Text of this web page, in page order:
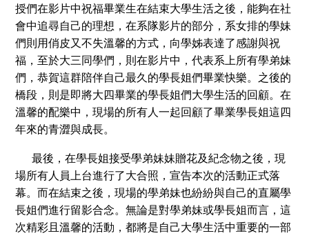
授們在影片中祝福畢業生在結束大學生活之後，能夠在社
會中追尋自己的理想，在系隊影片的部分，系女排的學妹
們則用俏皮又不失溫馨的方式，向學姊表達了感謝與祝
福，至於大三同學們，則在影片中，代表系上所有學弟妹
們，恭賀這群陪伴自己最久的學長姐們畢業快樂。之後的
橋段，則是即將大四畢業的學長姐們大學生活的回顧。在
溫馨的配樂中，現場的所有人一起回顧了畢業學長姐這四
年來的青澀與成長。
最後，在學長姐接受學弟妹妹贈花及紀念物之後，現
場所有人員上台進行了大合照，宣告本次的活動正式落
幕。而在結束之後，現場的學弟妹也紛紛與自己的直屬學
長姐們進行留影合念。無論是對學弟妹或學長姐而言，這
次精彩且溫馨的活動，都將是自己大學生活中重要的一部